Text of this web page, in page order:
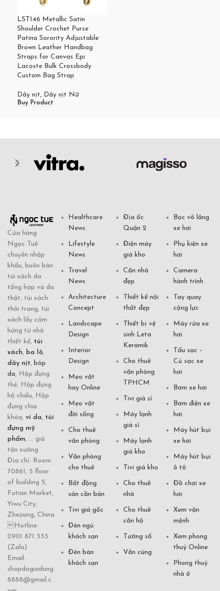
LST146 Metallic Satin
Shoulder Crochet Purse
Patina Sorority Adjustable
Brown Leather Handbag
Straps for Canvas Epi
Lacoste Bulk Crossbody
Custom Bag Strap
Dây nịt, Dây nịt Nữ
Buy Product
Cửa hàng
Ngọc Tuê
chuyên nhập
khẩu, buôn bán
túi xách da
tổng hợp và da
thật, túi xách
thời trang, túi
xách lấy cảm
hứng từ nhà
thiết kế, túi
xách, ba lô,
dây nịt, bóp
da, Hộp đựng
thẻ, Hộp đựng
hộ chiếu, Hộp
đựng chìa
khóa, ví da, túi
đựng mỹ
phẩm, ... giá
tận xưởng
Địa chỉ: Room
70861, 5 floor
of building 5,
Futian Market,
Yiwu City,
Zhejiang, China
Hotline:
0901 871 333
(Zalo)
Email:
shopdogiadung
8888@gmail.c
Healthcare
News
Lifestyle
News
Travel
News
Architecture
Concept
Landscape
Design
Interior
Design
Mẹo vặt
hay Online
Mẹo vặt
đời sống
Cho thuê
văn phòng
Văn phòng
cho thuê
Bất động
sản cần bán
Tivi giá gốc
Đèn ngủ
khách sạn
Đèn bàn
khách sạn
Địa ốc
Quận 2
Điện máy
giá kho
Căn nhà
đẹp
Thiết kế nội
thất đẹp
Thiết bị vệ
sinh Leta
Keramik
Cho thuê
văn phòng
TPHCM
Tivi giá sỉ
Máy lạnh
giá sỉ
Máy lạnh
giá kho
Tivi giá kho
Cho thuê
nhà
Cho thuê
căn hộ
Tướng số
Văn cúng
Bọc vô lăng
xe hơi
Phụ kiện xe
hơi
Camera
hành trình
Tay quay
cộng lực
Máy rửa xe
hơi
Tẩu sạc –
Củ sạc xe
hơi
Bơm xe hơi
Bơm điện xe
hơi
Máy hút bụi
xe hơi
Máy hút bụi
ô tô
Đồ chơi xe
hơi
Xem vận
mệnh
Xem phong
thuỷ Online
Phong thuỷ
nhà ở